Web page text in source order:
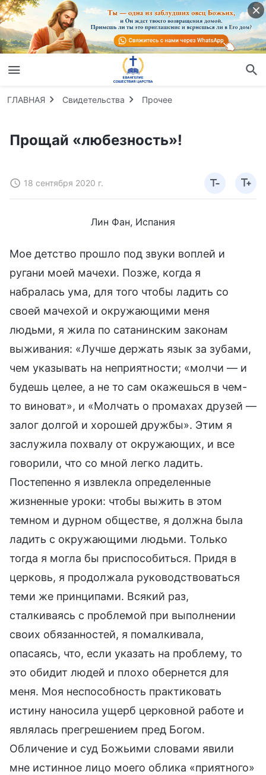
ГЛАВНАЯ Свидетельства Прочее
Прощай «любезность»!
18 сентября 2020 г.
Лин Фан, Испания
Мое детство прошло под звуки воплей и
ругани моей мачехи. Позже, когда я
набралась ума, для того чтобы ладить со
своей мачехой и окружающими меня
людьми, я жила по сатанинским законам
выживания: «Лучше держать язык за зубами,
чем указывать на неприятности; «молчи — и
будешь целее, а не то сам окажешься в чем-
то виноват», и «Молчать о промахах друзей —
залог долгой и хорошей дружбы». Этим я
заслужила похвалу от окружающих, и все
говорили, что со мной легко ладить.
Постепенно я извлекла определенные
жизненные уроки: чтобы выжить в этом
темном и дурном обществе, я должна была
ладить с окружающими людьми. Только
тогда я могла бы приспособиться. Придя в
церковь, я продолжала руководствоваться
теми же принципами. Всякий раз,
сталкиваясь с проблемой при выполнении
своих обязанностей, я помалкивала,
опасаясь, что, если указать на проблему, то
это обидит людей и плохо обернется для
меня. Моя неспособность практиковать
истину наносила ущерб церковной работе и
являлась прегрешением пред Богом.
Обличение и суд Божьими словами явили
мне истинное лицо моего облика «приятного»